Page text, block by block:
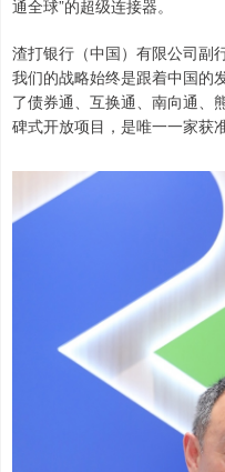
通全球”的超级连接器。
渣打银行（中国）有限公司副
我们的战略始终是跟着中国的
了债券通、互换通、南向通、
碑式开放项目，是唯一一家获